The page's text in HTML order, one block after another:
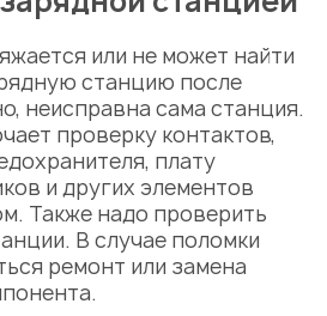
или не может найти
станцию после
неисправна сама станция.
проверку контактов,
плату
и других элементов
Также надо проверить
В случае поломки
ремонт или замена